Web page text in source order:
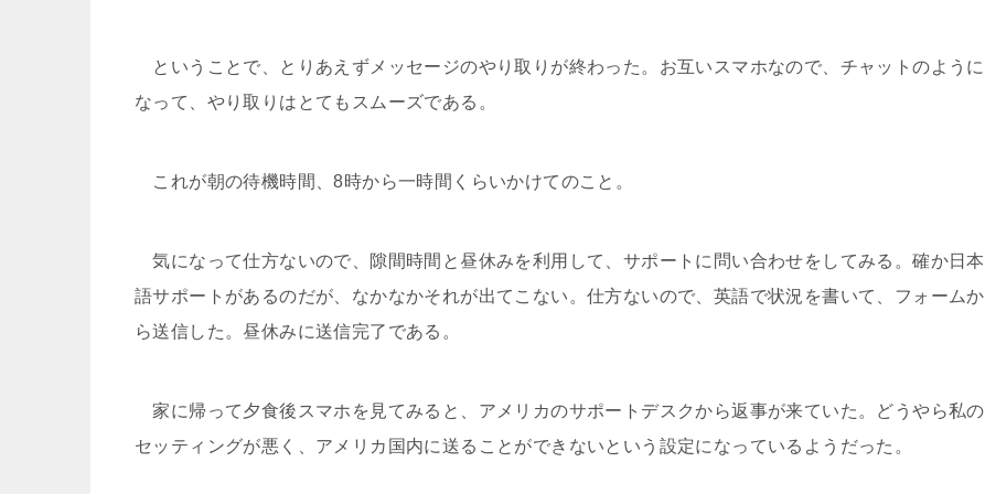
ということで、とりあえずメッセージのやり取りが終わった。お互いスマホなので、チャットのように
なって、やり取りはとてもスムーズである。
これが朝の待機時間、8時から一時間くらいかけてのこと。
気になって仕方ないので、隙間時間と昼休みを利用して、サポートに問い合わせをしてみる。確か日本
語サポートがあるのだが、なかなかそれが出てこない。仕方ないので、英語で状況を書いて、フォームか
ら送信した。昼休みに送信完了である。
家に帰って夕食後スマホを見てみると、アメリカのサポートデスクから返事が来ていた。どうやら私の
セッティングが悪く、アメリカ国内に送ることができないという設定になっているようだった。